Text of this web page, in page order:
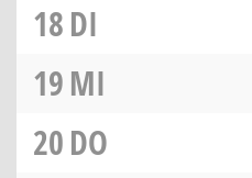
18DI
19MI
20DO